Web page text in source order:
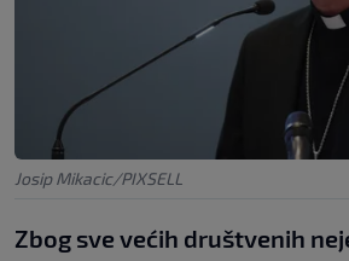
Josip Mikacic/PIXSELL
Zbog sve većih društvenih